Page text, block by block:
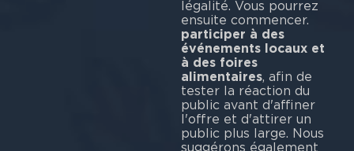
légalité. Vous pourrez
ensuite commencer.
participer à des
événements locaux et
à des foires
alimentaires, afin de
tester la réaction du
public avant d'affiner
l'offre et d'attirer un
public plus large. Nous
suggérons également